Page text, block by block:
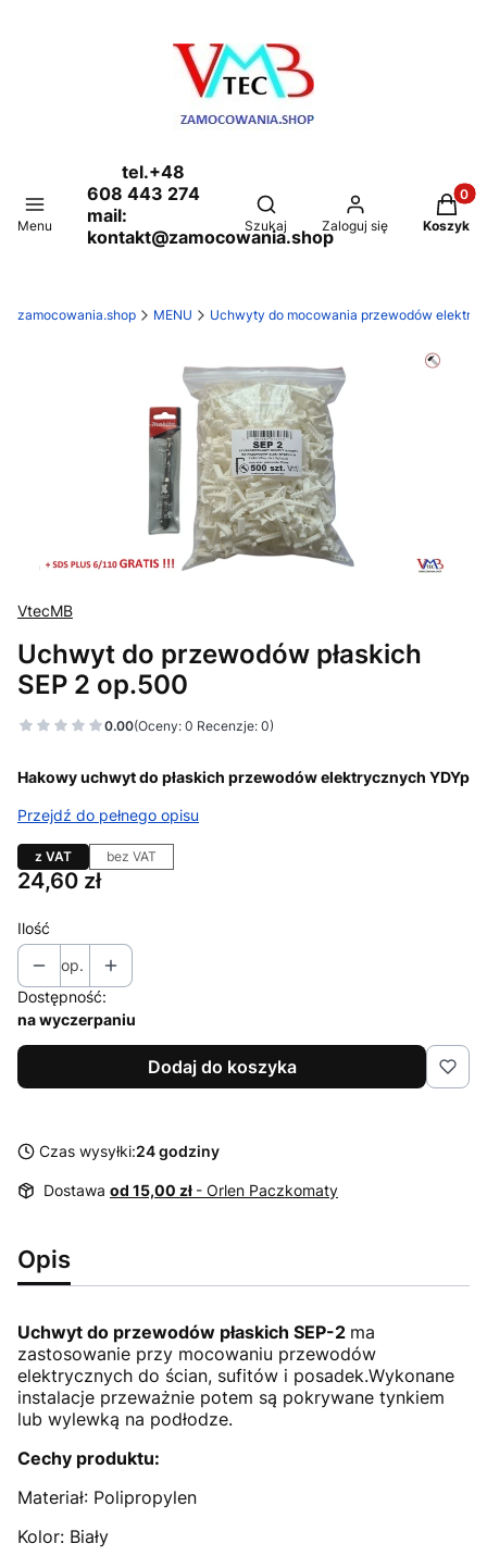
Menu
tel.+48
608 443 274
mail:
kontakt@zamocowania.shop
Otwórz wyszukiwarkę
Szukaj Zaloguj się Koszyk
zamocowania.shop MENU Uchwyty do mocowania przewodów
VtecMB
Uchwyt do przewodów płaskich
SEP 2 op.500
0.00(Oceny: 0 Recenzje: 0)
Hakowy uchwyt do płaskich przewodów elektrycznych YDYp
Przejdź do pełnego opisu
z VAT bez VAT
Cena
24,60 zł
Ilość
op.
Dostępność:
na wyczerpaniu
Dodaj do koszyka
Czas wysyłki:24 godziny
Dostawa od 15,00 zł - Orlen Paczkomaty
Opis
Uchwyt do przewodów płaskich SEP-2 ma
zastosowanie przy mocowaniu przewodów
elektrycznych do ścian, sufitów i posadek.Wykonane
instalacje przeważnie potem są pokrywane tynkiem
lub wylewką na podłodze.
Cechy produktu:
Materiał: Polipropylen
Kolor: Biały